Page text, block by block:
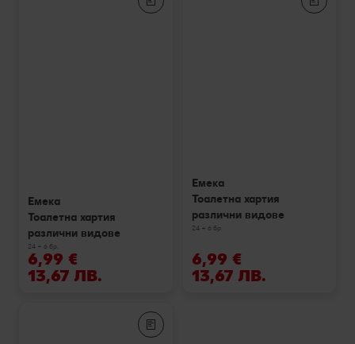
Емека
Тоалетна хартия
различни видове
24 + 6 бр.
6,99 €
13,67 ЛВ.
Емека
Тоалетна хартия
различни видове
24 + 6 бр.
6,99 €
13,67 ЛВ.